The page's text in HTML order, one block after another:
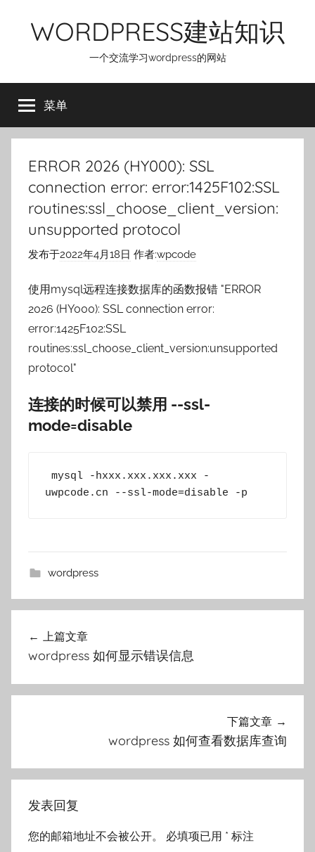
WORDPRESS建站知识
一个交流学习wordpress的网站
菜单
ERROR 2026 (HY000): SSL
connection error: error:1425F102:SSL
routines:ssl_choose_client_version:
unsupported protocol
发布于2022年4月18日 作者:wpcode
使用mysql远程连接数据库的函数报错 "ERROR
2026 (HY000): SSL connection error:
error:1425F102:SSL
routines:ssl_choose_client_version:unsupported
protocol"
连接的时候可以禁用 --ssl-
mode=disable
uwpcode.cn --ssl-mode=disable -p
wordpress
航
上篇文章
wordpress 如何显示错误信息
下篇文章
wordpress 如何查看数据库查询
发表回复
您的邮箱地址不会被公开。 必填项已用 * 标注